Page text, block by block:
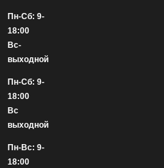
Пн-Сб: 9-
18:00
Вс-
выходной
Пн-Сб: 9-
18:00
Вс
выходной
Пн-Вс: 9-
18:00